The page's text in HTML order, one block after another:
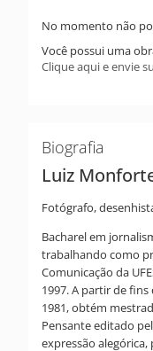
No momento não
Você possui uma
Clique aqui e envie
Biografia
Luiz
Fotógrafo,
Bacharel em
trabalhando como
Comunicação da
1997. A partir de
1981, obtém
Pensante editado
expressão alegórica,